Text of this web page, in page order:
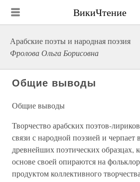
ВикиЧтение
Арабские поэты и народная поэзия
Фролова Ольга Борисовна
Общие выводы
Общие выводы
Творчество арабских поэтов-
связи с народной поэзией и черпает
древнейших поэтических образцах,
основе своей опираются на
продуктом коллективного